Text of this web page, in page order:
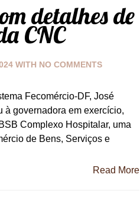
detalhes de
CNC
WITH NO COMMENTS
Fecomércio-DF, José
à governadora em exercício,
Complexo Hospitalar, uma
de Bens, Serviços e
Read More